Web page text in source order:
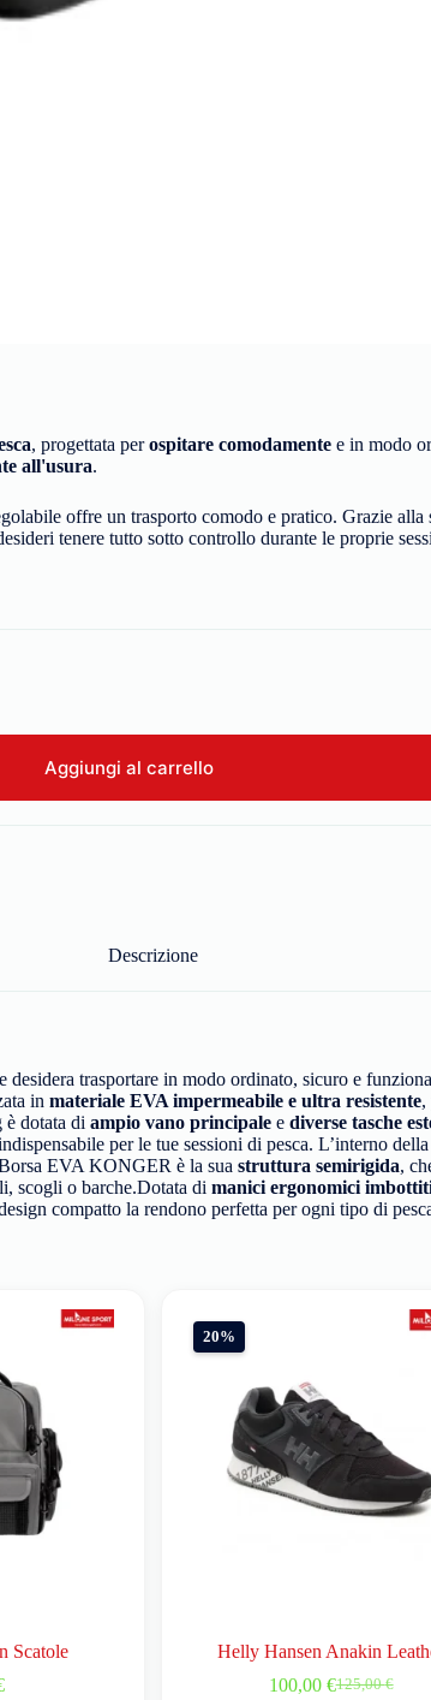
, progettata perospitare comodamente e in modo
all'usura.
offre un trasporto comodo e pratico. Grazie alla
tenere tutto sotto controllo durante le proprie
Aggiungi al carrello
Descrizione
desidera trasportare in modo ordinato, sicuro e
in materiale EVA impermeabile e ultra resistente,
è dotata di ampio vano principale e diverse tasche
per le tue sessioni di pesca. L’interno
EVA KONGER è la sua struttura semirigida,
scogli o barche.Dotata di manici ergonomici
compatto la rendono perfetta per ogni tipo di
Scatole
20%
Helly Hansen Anakin
125,00€
100,00 €